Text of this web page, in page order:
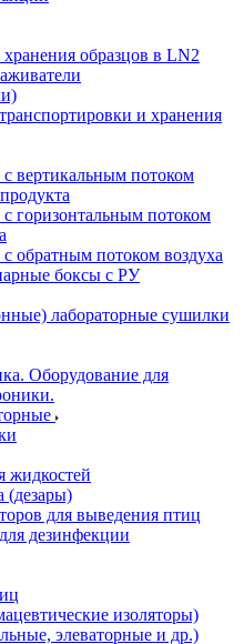
образцов в LN2
и хранения
вертикальным потоком
горизонтальным потоком
обратным потоком воздуха
боксы с РУ
лабораторные сушилки
Оборудование для
жидкостей
(дезары)
для выведения птиц
дезинфекции
изоляторы)
элеваторные и др.)